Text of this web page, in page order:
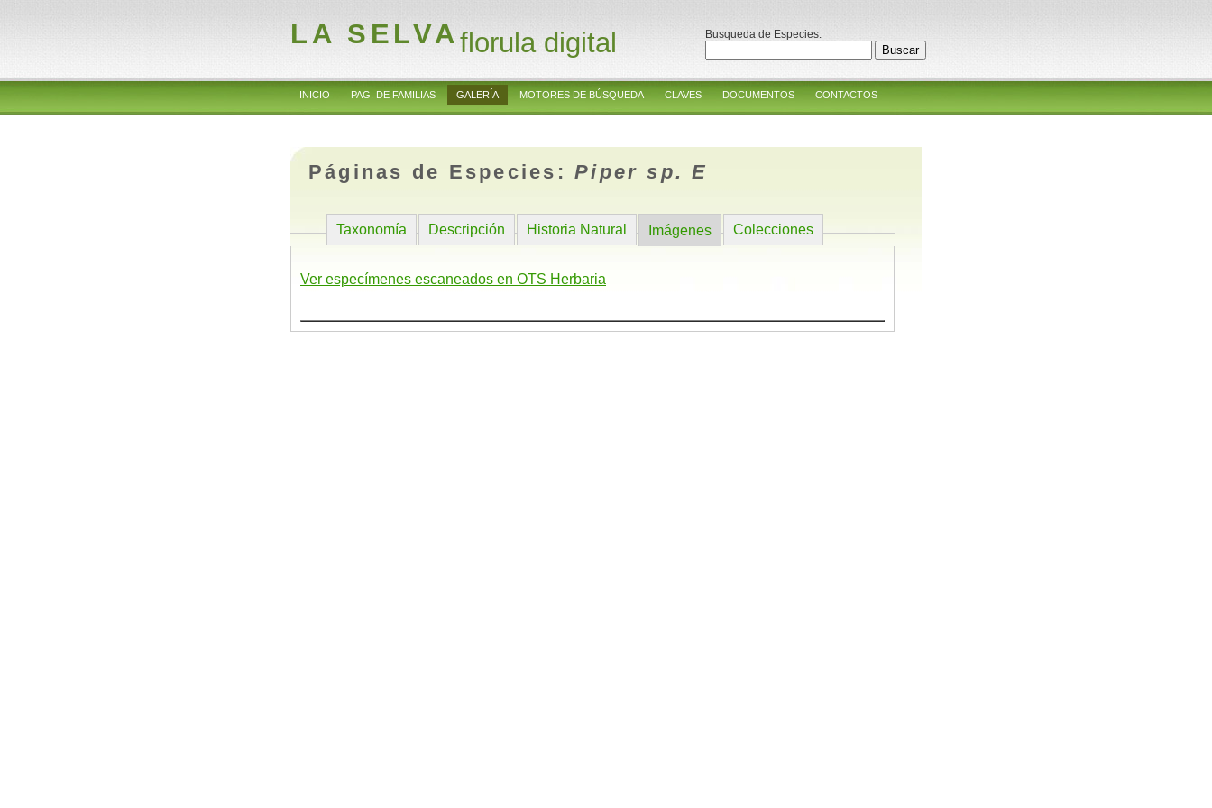
LA SELVAflorula digital Busqueda de Especies:
INICIO PAG. DE FAMILIAS GALERÍA MOTORES DE BÚSQUEDA CLAVES DOCUMENTOS CONTACTOS
Páginas de Especies:Piper sp. E
Taxonomía Descripción Historia Natural Imágenes Colecciones
Ver especímenes escaneados en OTS Herbaria